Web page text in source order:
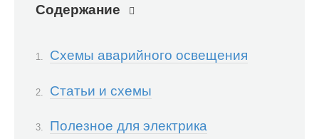
Содержание
Схемы аварийного освещения
Статьи и схемы
Полезное для электрика